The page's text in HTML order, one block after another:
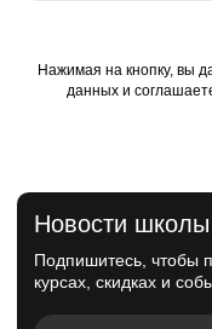
Нажимая на кнопку, вы
данных и